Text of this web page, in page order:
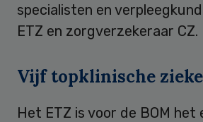
specialisten en
ETZ en zorgverzekeraar CZ.
Vijf topklinische
Het ETZ is voor de BOM het